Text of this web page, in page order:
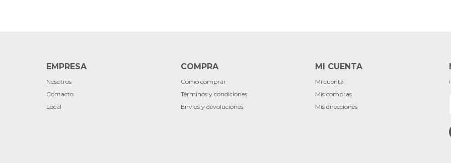
EMPRESA
Nosotros
Contacto
Local
COMPRA
Cómo comprar
Términos y condiciones
Envíos y devoluciones
MI CUENTA
Mi cuenta
Mis compras
Mis direcciones